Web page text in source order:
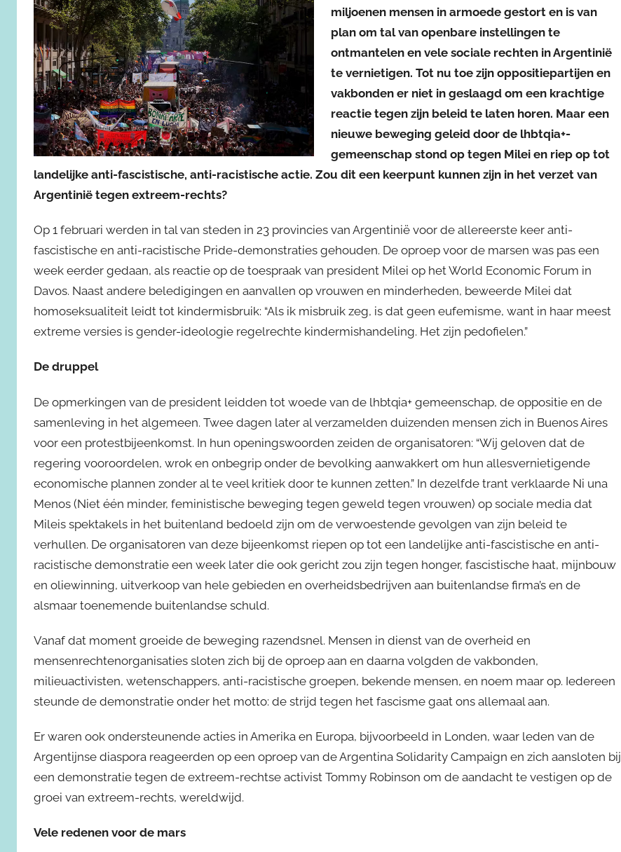
miljoenen mensen in armoede gestort en is van
plan om tal van openbare instellingen te
ontmantelen en vele sociale rechten in Argentinië
te vernietigen. Tot nu toe zijn oppositiepartijen en
vakbonden er niet in geslaagd om een krachtige
reactie tegen zijn beleid te laten horen. Maar een
nieuwe beweging geleid door de lhbtqia+-
gemeenschap stond op tegen Milei en riep op tot
landelijke anti-fascistische, anti-racistische actie. Zou dit een keerpunt kunnen zijn in het verzet van
Argentinië tegen extreem-rechts?
Op 1 februari werden in tal van steden in 23 provincies van Argentinië voor de allereerste keer anti-
fascistische en anti-racistische Pride-demonstraties gehouden. De oproep voor de marsen was pas een
week eerder gedaan, als reactie op de toespraak van president Milei op het World Economic Forum in
Davos. Naast andere beledigingen en aanvallen op vrouwen en minderheden, beweerde Milei dat
homoseksualiteit leidt tot kindermisbruik: “Als ik misbruik zeg, is dat geen eufemisme, want in haar meest
extreme versies is gender-ideologie regelrechte kindermishandeling. Het zijn pedofielen.”
De druppel
De opmerkingen van de president leidden tot woede van de lhbtqia+ gemeenschap, de oppositie en de
samenleving in het algemeen. Twee dagen later al verzamelden duizenden mensen zich in Buenos Aires
voor een protestbijeenkomst. In hun openingswoorden zeiden de organisatoren: “Wij geloven dat de
regering vooroordelen, wrok en onbegrip onder de bevolking aanwakkert om hun allesvernietigende
economische plannen zonder al te veel kritiek door te kunnen zetten.” In dezelfde trant verklaarde Ni una
Menos (Niet één minder, feministische beweging tegen geweld tegen vrouwen) op sociale media dat
Mileis spektakels in het buitenland bedoeld zijn om de verwoestende gevolgen van zijn beleid te
verhullen. De organisatoren van deze bijeenkomst riepen op tot een landelijke anti-fascistische en anti-
racistische demonstratie een week later die ook gericht zou zijn tegen honger, fascistische haat, mijnbouw
en oliewinning, uitverkoop van hele gebieden en overheidsbedrijven aan buitenlandse firma’s en de
alsmaar toenemende buitenlandse schuld.
Vanaf dat moment groeide de beweging razendsnel. Mensen in dienst van de overheid en
mensenrechtenorganisaties sloten zich bij de oproep aan en daarna volgden de vakbonden,
milieuactivisten, wetenschappers, anti-racistische groepen, bekende mensen, en noem maar op. Iedereen
steunde de demonstratie onder het motto: de strijd tegen het fascisme gaat ons allemaal aan.
Er waren ook ondersteunende acties in Amerika en Europa, bijvoorbeeld in Londen, waar leden van de
Argentijnse diaspora reageerden op een oproep van de Argentina Solidarity Campaign en zich aansloten bij
een demonstratie tegen de extreem-rechtse activist Tommy Robinson om de aandacht te vestigen op de
groei van extreem-rechts, wereldwijd.
Vele redenen voor de mars